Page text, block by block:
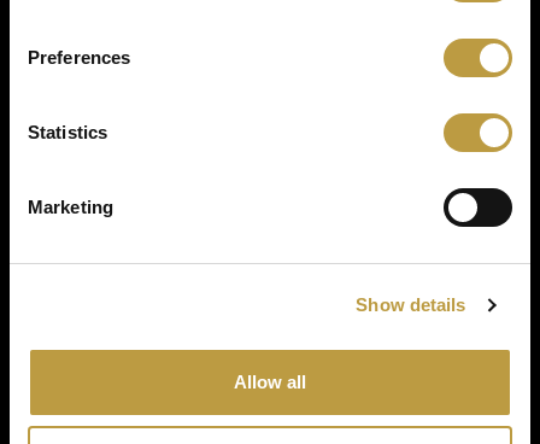
Preferences
Statistics
Marketing
Show details
Allow all
Retour aux projets